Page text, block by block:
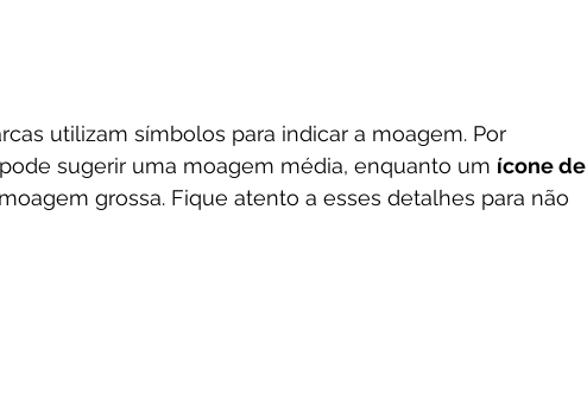
utilizam símbolos para indicar a moagem. Por
pode sugerir uma moagem média, enquanto um ícone de
grossa. Fique atento a esses detalhes para não